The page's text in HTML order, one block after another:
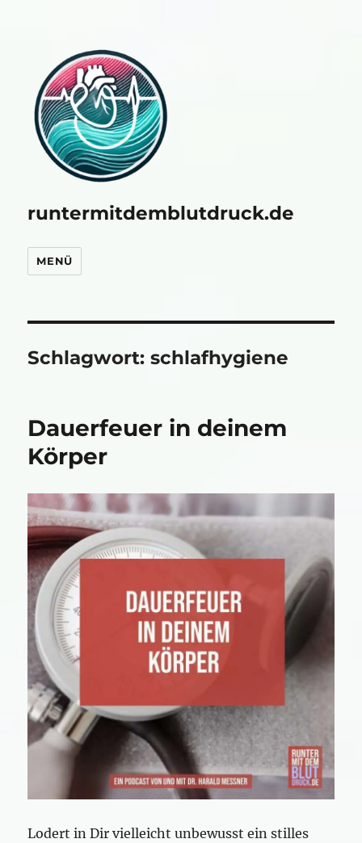
runtermitdemblutdruck.de
MENÜ
Schlagwort:schlafhygiene
Dauerfeuer in deinem
Körper
Lodert in Dir vielleicht unbewusst ein stilles